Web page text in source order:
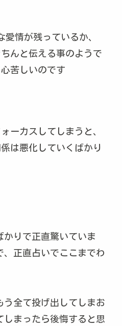
情が残っているか、
んと伝える事のようで
苦しいのです
ーカスしてしまうと、
は悪化していくばかり
りで正直驚いていま
正直占いでここまでわ
全て投げ出してしまお
まったら後悔すると思